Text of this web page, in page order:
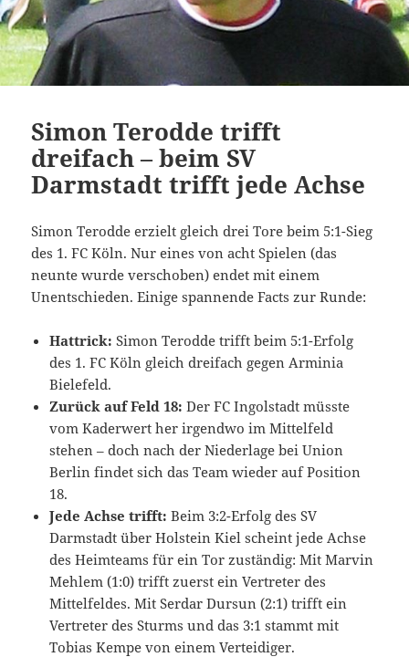
Simon Terodde trifft
dreifach – beim SV
Darmstadt trifft jede Achse
Simon Terodde erzielt gleich drei Tore beim 5:1-Sieg
des 1. FC Köln. Nur eines von acht Spielen (das
neunte wurde verschoben) endet mit einem
Unentschieden. Einige spannende Facts zur Runde:
Hattrick: Simon Terodde trifft beim 5:1-Erfolg
des 1. FC Köln gleich dreifach gegen Arminia
Bielefeld.
Zurück auf Feld 18: Der FC Ingolstadt müsste
vom Kaderwert her irgendwo im Mittelfeld
stehen – doch nach der Niederlage bei Union
Berlin findet sich das Team wieder auf Position
18.
Jede Achse trifft: Beim 3:2-Erfolg des SV
Darmstadt über Holstein Kiel scheint jede Achse
des Heimteams für ein Tor zuständig: Mit Marvin
Mehlem (1:0) trifft zuerst ein Vertreter des
Mittelfeldes. Mit Serdar Dursun (2:1) trifft ein
Vertreter des Sturms und das 3:1 stammt mit
Tobias Kempe von einem Verteidiger.